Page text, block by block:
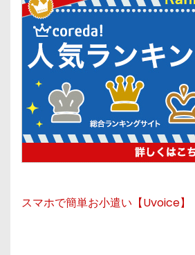
スマホで簡単お小遣い【Uvoice】